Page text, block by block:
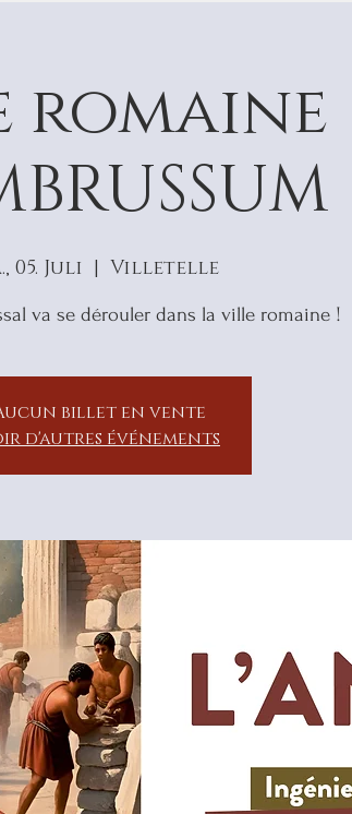
romaine
05. Juli
  |
Villetelle
va se dérouler dans la ville romaine !
billet en vente
d'autres événements